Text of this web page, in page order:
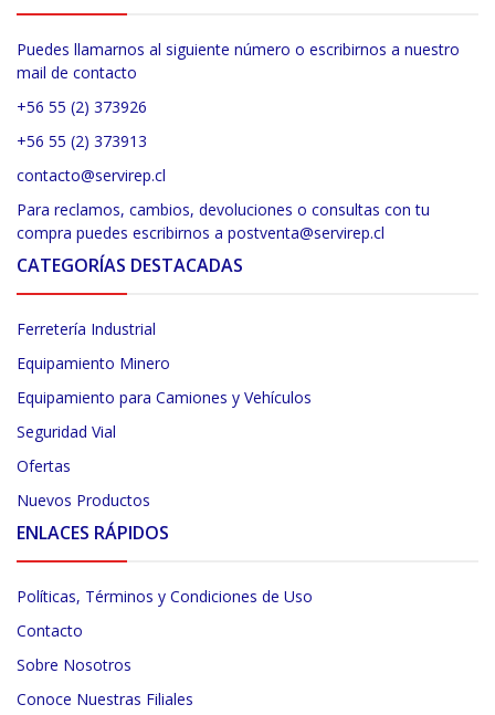
Puedes llamarnos al siguiente número o escribirnos a nuestro
mail de contacto
+56 55 (2) 373926
+56 55 (2) 373913
contacto@servirep.cl
Para reclamos, cambios, devoluciones o consultas con tu
compra puedes escribirnos a postventa@servirep.cl
CATEGORÍAS DESTACADAS
Ferretería Industrial
Equipamiento Minero
Equipamiento para Camiones y Vehículos
Seguridad Vial
Ofertas
Nuevos Productos
ENLACES RÁPIDOS
Políticas, Términos y Condiciones de Uso
Contacto
Sobre Nosotros
Conoce Nuestras Filiales